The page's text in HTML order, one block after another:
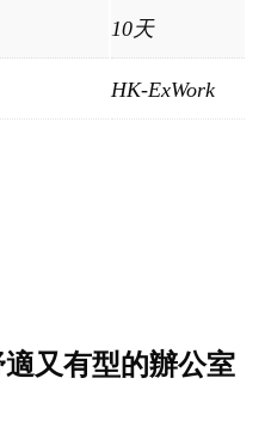
10天
HK-ExWork
又有型的辦公室